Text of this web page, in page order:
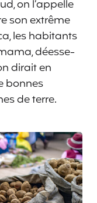
on l’appelle
son extrême
les habitants
déesse-
dirait en
bonnes
de terre.